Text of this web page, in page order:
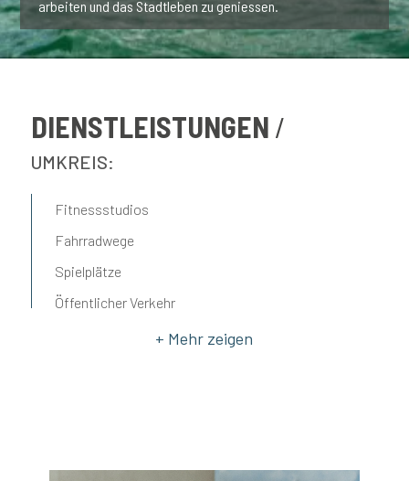
arbeiten und das Stadtleben zu geniessen.
DIENSTLEISTUNGEN
UMKREIS:
Fitnessstudios
Fahrradwege
Spielplätze
Öffentlicher Verkehr